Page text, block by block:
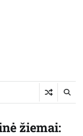
žiemai: